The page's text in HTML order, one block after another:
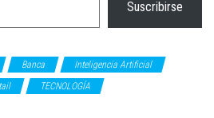
Suscribirse
Banca
Inteligencia Artificial
TECNOLOGÍA